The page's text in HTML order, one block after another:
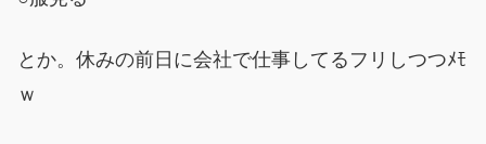
とか。休みの前日に会社で仕事してるフリしつつﾒﾓ
ｗ